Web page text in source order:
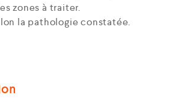
zones à traiter.
la pathologie constatée.